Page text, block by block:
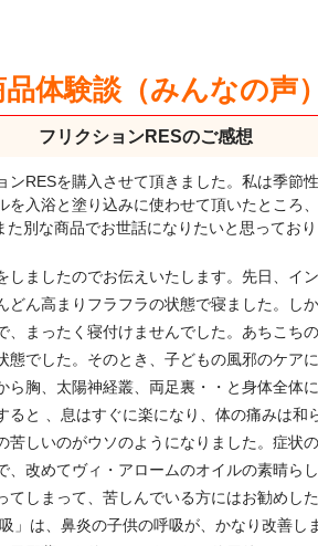
体験談（みんなの声）
フリクションRESのご感想
ンRESを購入させて頂きました。私は季節
を入浴と塗り込みに使わせて頂いたところ
別な商品でお世話になりたいと思ってお
しましたのでお伝えいたします。先日、イ
どん高まりフラフラの状態で寝ました。し
、まったく寝付けませんでした。あちこち
態でした。そのとき、子どもの風邪のケア
ら胸、太陽神経叢、両足裏・・と身体全体
ると 、息はすぐに楽になり、体の痛みは和
苦しいのがウソのようになりました。症状
、改めてヴィ・アロームのオイルの素晴ら
しまって、苦しんでいる方にはお勧めした
」は、鼻炎の子供の呼吸が、かなり改善し